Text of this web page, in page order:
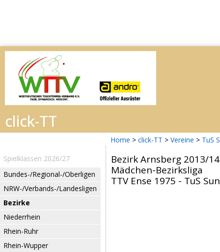
Home > click-TT > Vereine > TuS
Spielklassen 2026/27
Bundes-/Regional-/Oberligen
NRW-/Verbands-/Landesligen
Bezirke
Niederrhein
Rhein-Ruhr
Rhein-Wupper
Bezirk Arnsberg 2013/14
Mädchen-Bezirksliga
TTV Ense 1975 - TuS